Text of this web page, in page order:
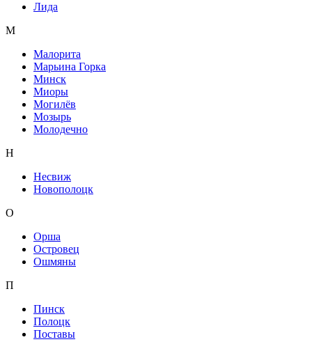
Лида
М
Малорита
Марьина Горка
Минск
Миоры
Могилёв
Мозырь
Молодечно
Н
Несвиж
Новополоцк
О
Орша
Островец
Ошмяны
П
Пинск
Полоцк
Поставы